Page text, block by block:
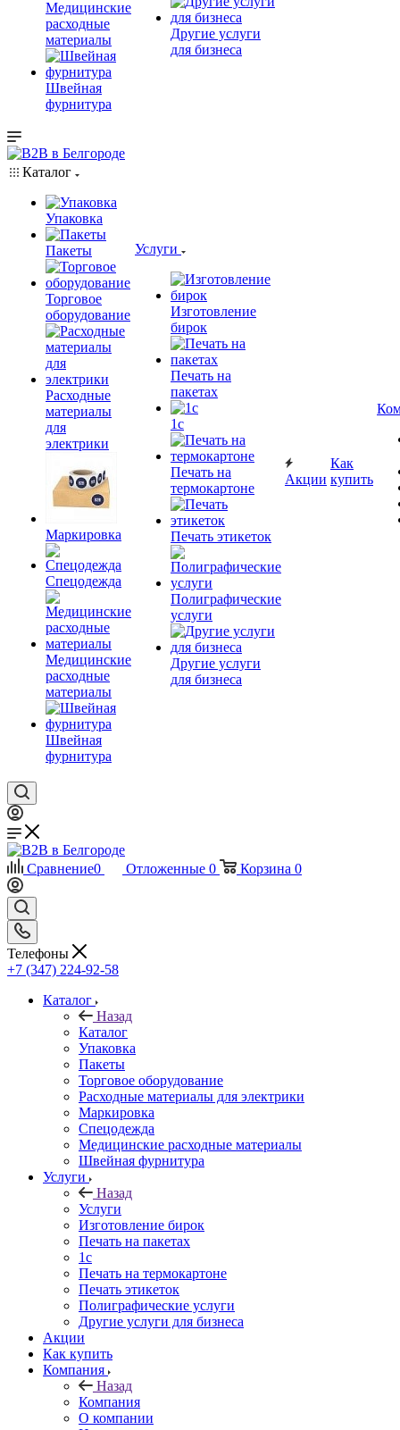
Медицинские
расходные
материалы
Швейная
фурнитура
Другие услуги
для бизнеса
Каталог
Упаковка
Пакеты
Торговое
оборудование
Расходные
материалы
для
электрики
Маркировка
Спецодежда
Медицинские
расходные
материалы
Швейная
фурнитура
Услуги
Изготовление
бирок
Печать на
пакетах
1c
Печать на
термокартоне
Печать этикеток
Полиграфические
услуги
Другие услуги
для бизнеса
Акции
Как
купить
Сравнение0 Отложенные 0 Корзина 0
Телефоны
+7 (347) 224-92-58
Каталог
Назад
Каталог
Упаковка
Пакеты
Торговое оборудование
Расходные материалы для электрики
Маркировка
Спецодежда
Медицинские расходные материалы
Швейная фурнитура
Услуги
Назад
Услуги
Изготовление бирок
Печать на пакетах
1c
Печать на термокартоне
Печать этикеток
Полиграфические услуги
Другие услуги для бизнеса
Акции
Как купить
Компания
Назад
Компания
О компании